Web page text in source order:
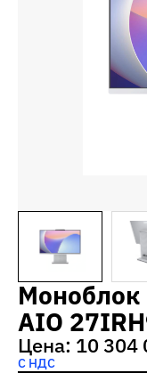
Моноблок
AIO
Цена: 10 304
С НДС